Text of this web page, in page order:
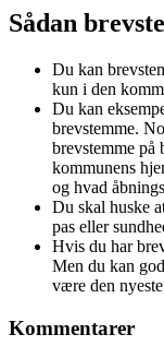
Sådan
Du kan
kun i den
Du kan
brevstemme.
brevstemme på
kommunens
og hvad
Du skal huske
pas eller
Hvis du har
Men du kan
være den
Kommentarer